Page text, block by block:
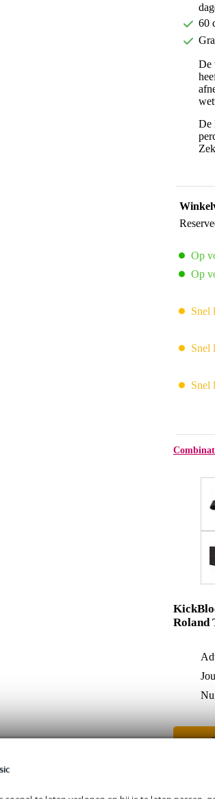
60
De
De
Op
Op
Snel
Snel
Snel
Roland